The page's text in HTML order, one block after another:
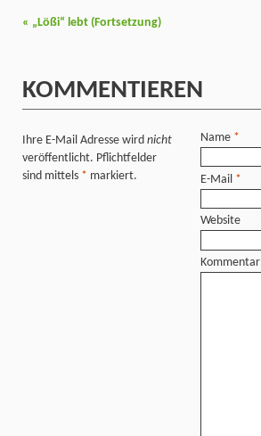
« „Lößi“ lebt (Fortsetzung)
KOMMENTIEREN
Ihre E-Mail Adresse wird nicht
veröffentlicht. Pflichtfelder
sind mittels * markiert.
Name *
E-Mail *
Website
Kommentar